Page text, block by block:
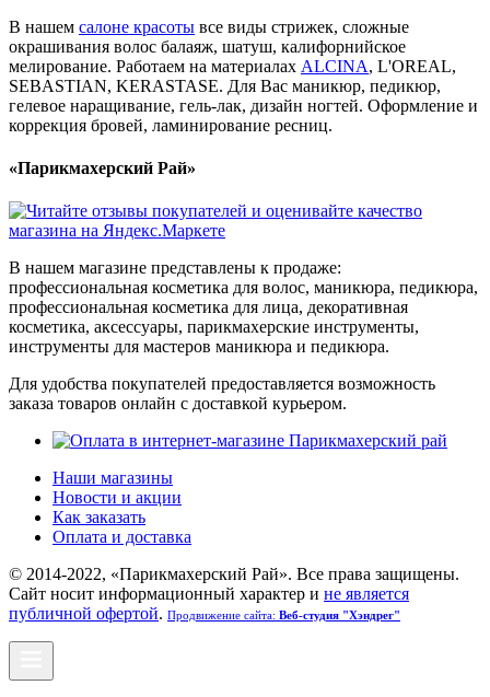
В нашем салоне красоты все виды стрижек, сложные
окрашивания волос балаяж, шатуш, калифорнийское
мелирование. Работаем на материалах ALCINA, L'OREAL,
SEBASTIAN, KERASTASE. Для Вас маникюр, педикюр,
гелевое наращивание, гель-лак, дизайн ногтей. Оформление и
коррекция бровей, ламинирование ресниц.
«Парикмахерский Рай»
В нашем магазине представлены к продаже:
профессиональная косметика для волос, маникюра, педикюра,
профессиональная косметика для лица, декоративная
косметика, аксессуары, парикмахерские инструменты,
инструменты для мастеров маникюра и педикюра.
Для удобства покупателей предоставляется возможность
заказа товаров онлайн с доставкой курьером.
Наши магазины
Новости и акции
Как заказать
Оплата и доставка
© 2014-2022, «Парикмахерский Рай». Все права защищены.
Cайт носит информационный характер и не является
публичной офертой. Продвижение сайта: Веб-студия "Хэндрег"